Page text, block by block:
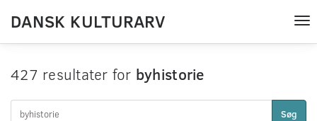
DANSK KULTURARV
427 resultater for byhistorie
Søg